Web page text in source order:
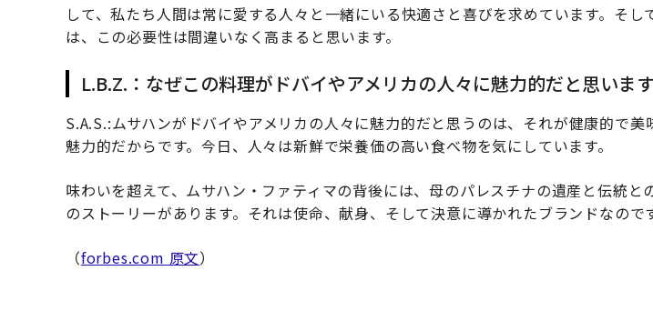
して、私たち人間は常に愛する人々と一緒にいる快適さと喜びを求めています。そし
は、この必要性は間違いなく高まると思います。
L.B.Z.：なぜこの料理がドバイやアメリカの人々に魅力的だと思いま
S.A.S.:ムサハンがドバイやアメリカの人々に魅力的だと思うのは、それが健康的で美
魅力的だからです。今日、人々は新鮮で栄養価の高い食べ物を気にしています。
味わいを超えて、ムサハン・ファティマの背後には、母のパレスチナの遺産と伝統と
のストーリーがあります。それは使命、献身、そして決意に導かれたブランドなのです
（forbes.com 原文）